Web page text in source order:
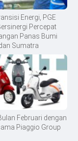
Energi, PGE
Percepat
Panas Bumi
Sumatra
Februari dengan
Piaggio Group